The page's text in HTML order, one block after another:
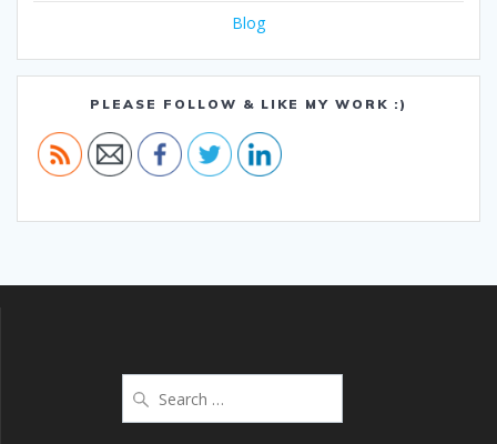
Blog
PLEASE FOLLOW & LIKE MY WORK :)
for: